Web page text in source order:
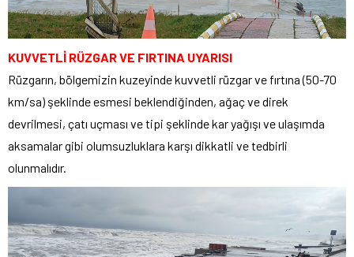
KUVVETLİ RÜZGAR VE FIRTINA UYARISI
Rüzgarın, bölgemizin kuzeyinde kuvvetli rüzgar ve fırtına (50-70
km/sa) şeklinde esmesi beklendiğinden, ağaç ve direk
devrilmesi, çatı uçması ve tipi şeklinde kar yağışı ve ulaşımda
aksamalar gibi olumsuzluklara karşı dikkatli ve tedbirli
olunmalıdır.